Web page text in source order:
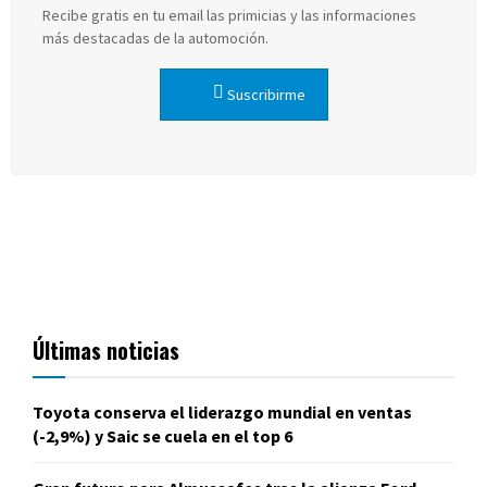
Recibe gratis en tu email las primicias y las informaciones
más destacadas de la automoción.
Suscribirme
Últimas noticias
Toyota conserva el liderazgo mundial en ventas
(-2,9%) y Saic se cuela en el top 6